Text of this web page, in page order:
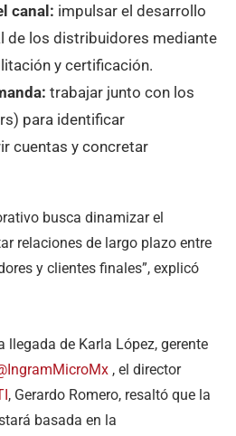
canal: impulsar el desarrollo
de los distribuidores mediante
y certificación.
trabajar junto con los
para identificar
cuentas y concretar
busca dinamizar el
relaciones de largo plazo entre
y clientes finales”, explicó
llegada de Karla López, gerente
, el director
, Gerardo Romero, resaltó que la
basada en la